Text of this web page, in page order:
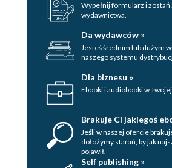
Wypełnij formularz i
wydawnictwa.
Da wydawców »
Jesteś średnim lub dużym
naszego systemu
Dla biznesu »
Ebooki i audiobooki w
Brakuje Ci jakiegoś
Jeśli w naszej ofercie
dołożymy starań, by jak
pojawił.
Self publishing »